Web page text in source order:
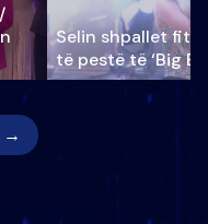
Selin shpallet
të pestë të ‘Big
→